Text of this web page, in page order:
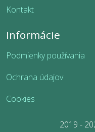
Kontakt
Informácie
Podmienky používania
Ochrana údajov
Cookies
2019 -